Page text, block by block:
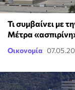
Τι συμβαίνει με
Μέτρα
Οικονομία